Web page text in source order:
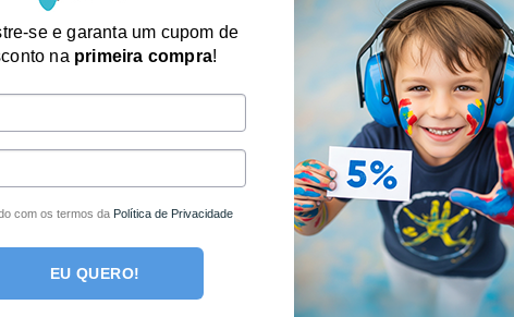
Animais Sortidos
28,41 no boleto ou
R$29,90 em até1x de
Fora de estoque
se e garanta um cupom de
na primeira compra!
com os termos da Política de Privacidade
EU QUERO!